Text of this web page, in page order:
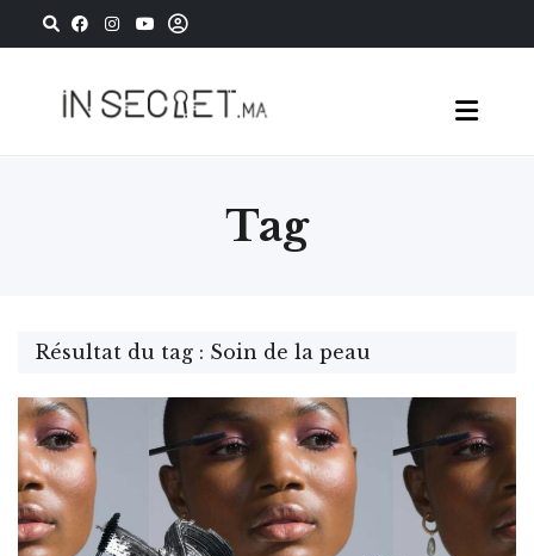
Tag
Résultat du tag : Soin de la peau